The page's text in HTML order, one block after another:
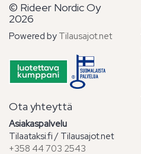
© Rideer Nordic Oy
2026
Powered by Tilausajot.net
Ota yhteyttä
Asiakaspalvelu
Tilaataksi.fi / Tilausajot.net
+358 44 703 2543